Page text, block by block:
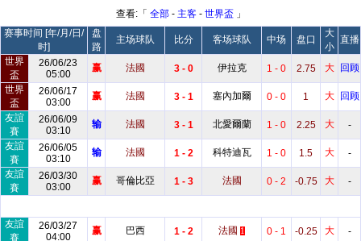
查看:「 全部- 主客- 世界盃 」
赛事时间 [年/月/日/
时]
盘
路
主场球队 比分 客场球队 中场 盘口
大
小
直播
世界
盃
26/06/23
05:00
赢 法國 3 - 0 伊拉克 1 - 0 2.75 大
回顾
世界
盃
26/06/17
03:00
赢 法國 3 - 1 塞內加爾 0 - 0 1 大
回顾
友誼
賽
26/06/09
03:10
输 法國 3 - 1 北愛爾蘭 1 - 0 2.25 大
-
友誼
賽
26/06/05
03:10
输 法國 1 - 2 科特迪瓦 1 - 0 1.5 大
-
友誼
賽
26/03/30
03:00
赢 哥倫比亞 1 - 3 法國 0 - 2 -0.75 大 -
友誼
賽
26/03/27
04:00
赢 巴西 1 - 2 法國 1 0 - 1 -0.25 大
-